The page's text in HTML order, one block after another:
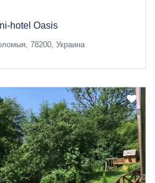
hotel Oasis
78200, Украина